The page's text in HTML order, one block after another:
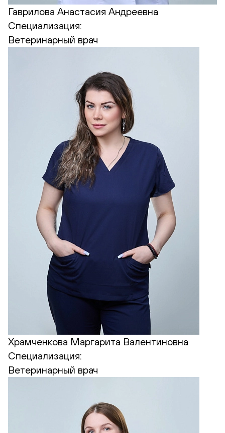
Гаврилова Анастасия Андреевна
Специализация:
Ветеринарный врач
Храмченкова Маргарита Валентиновна
Специализация:
Ветеринарный врач